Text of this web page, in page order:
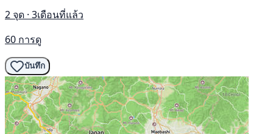
2 จุด · 3เดือนที่แล้ว
60 การดู
บันทึก